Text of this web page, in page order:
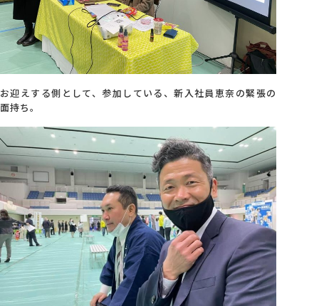
お迎えする側として、参加している、新入社員恵奈の緊張の
面持ち。